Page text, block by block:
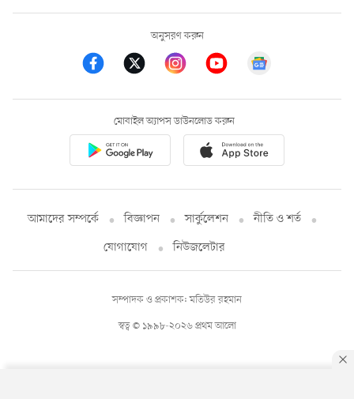
অনুসরণ করুন
মোবাইল অ্যাপস ডাউনলোড করুন
আমাদের সম্পর্কে বিজ্ঞাপন সার্কুলেশন
নীতি ও শর্ত
যোগাযোগ
নিউজলেটার
স্বত্ব © ১৯৯৮-২০২৬ প্রথম আলো
সম্পাদক ও প্রকাশক: মতিউর রহমান